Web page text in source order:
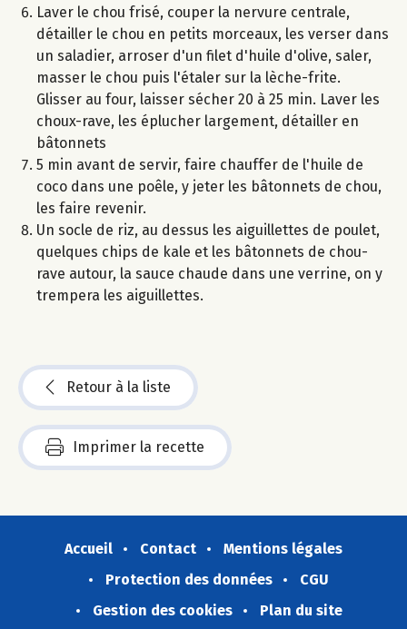
Laver le chou frisé, couper la nervure centrale,
détailler le chou en petits morceaux, les verser dans
un saladier, arroser d'un filet d'huile d'olive, saler,
masser le chou puis l'étaler sur la lèche-frite.
Glisser au four, laisser sécher 20 à 25 min. Laver les
choux-rave, les éplucher largement, détailler en
bâtonnets
5 min avant de servir, faire chauffer de l'huile de
coco dans une poêle, y jeter les bâtonnets de chou,
les faire revenir.
Un socle de riz, au dessus les aiguillettes de poulet,
quelques chips de kale et les bâtonnets de chou-
rave autour, la sauce chaude dans une verrine, on y
trempera les aiguillettes.
Retour à la liste
Imprimer la recette
Accueil Contact
Mentions légales
Protection des données
CGU
Gestion des cookies
Plan du site